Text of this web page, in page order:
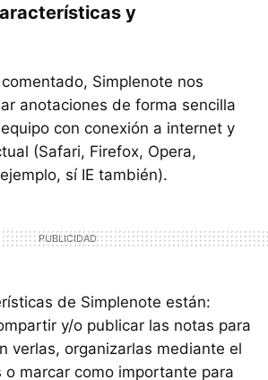
y
Simplenote nos
anotaciones de forma sencilla
con conexión a internet y
(Safari, Firefox, Opera,
sí IE también).
de Simplenote están:
y/o publicar las notas para
verlas, organizarlas mediante el
marcar como importante para